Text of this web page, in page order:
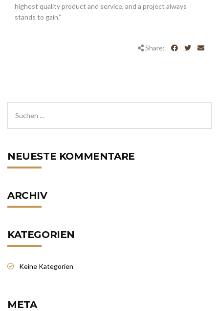
highest quality product and service, and a project always
stands to gain.”
Share:
NEUESTE KOMMENTARE
ARCHIV
KATEGORIEN
Keine Kategorien
META